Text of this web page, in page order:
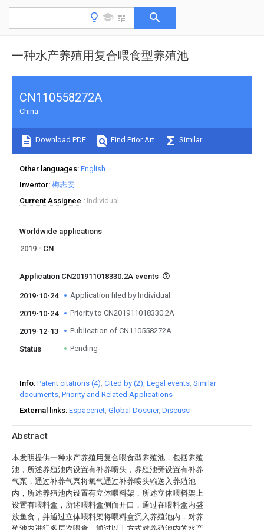
一种水产养殖用复合喂食型养殖池
Abstract
本发明提供一种水产养殖用复合喂食型养殖池，包括养殖
池，所述养殖池内设置有补养喷头，养殖池旁设置有补养
气泵，通过补养气泵将氧气通过补养喷头输送入养殖池
内，所述养殖池内设置有立体喂料架，所述立体喂料架上
设置有喂料盒，所述喂料盒侧面开口，通过在喂料盒内盛
放鱼食，并通过立体喂料架将喂料盒沉入养殖池内，对养
CN110558272A
China
Download PDF Find Prior Art Similar
Other languages English
Inventor 梅志安
Current Assignee
Individual
Worldwide applications
2019
CN
Application CN201911018330.2A events
2019-10-24 Application filed by Individual
2019-10-24 Priority to CN201911018330.2A
2019-12-13 Publication of CN110558272A
Status Pending
Info Patent citations (4) Cited by (2) Legal events Similar
documents Priority and Related Applications
External links Espacenet Global Dossier Discuss